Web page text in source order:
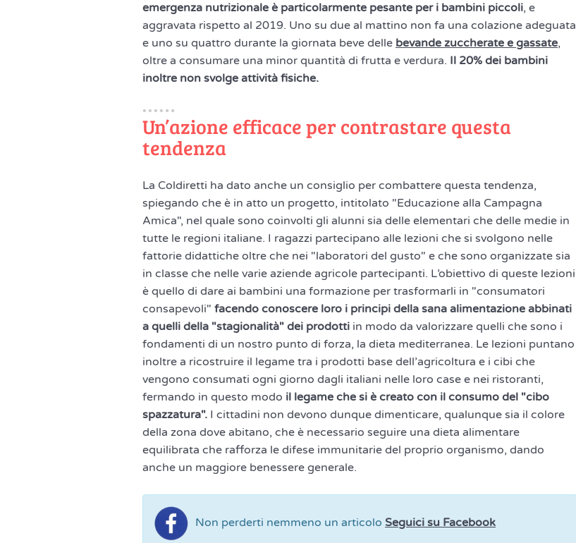
emergenza nutrizionale è particolarmente pesante per i bambini piccoli, e
aggravata rispetto al 2019. Uno su due al mattino non fa una colazione adeguata
e uno su quattro durante la giornata beve delle bevande zuccherate e gassate,
oltre a consumare una minor quantità di frutta e verdura. Il 20% dei bambini
inoltre non svolge attività fisiche.
Un’azione efficace per contrastare questa
tendenza
La Coldiretti ha dato anche un consiglio per combattere questa tendenza,
spiegando che è in atto un progetto, intitolato "Educazione alla Campagna
Amica", nel quale sono coinvolti gli alunni sia delle elementari che delle medie in
tutte le regioni italiane. I ragazzi partecipano alle lezioni che si svolgono nelle
fattorie didattiche oltre che nei "laboratori del gusto" e che sono organizzate sia
in classe che nelle varie aziende agricole partecipanti. L’obiettivo di queste lezioni
è quello di dare ai bambini una formazione per trasformarli in "consumatori
consapevoli" facendo conoscere loro i principi della sana alimentazione abbinati
a quelli della "stagionalità" dei prodotti in modo da valorizzare quelli che sono i
fondamenti di un nostro punto di forza, la dieta mediterranea. Le lezioni puntano
inoltre a ricostruire il legame tra i prodotti base dell’agricoltura e i cibi che
vengono consumati ogni giorno dagli italiani nelle loro case e nei ristoranti,
fermando in questo modo il legame che si è creato con il consumo del "cibo
spazzatura". I cittadini non devono dunque dimenticare, qualunque sia il colore
della zona dove abitano, che è necessario seguire una dieta alimentare
equilibrata che rafforza le difese immunitarie del proprio organismo, dando
anche un maggiore benessere generale.
Non perderti nemmeno un articolo Seguici su Facebook